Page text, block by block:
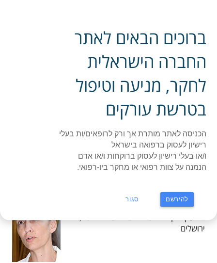
ההסתדרות הרפואית בישראל - החברה לחקר, מניעה
וטיפול בטרשת עורקים
ראשי » תעוד כנס או קורס » מניעת מוות קרדיאלי פתאומי בקרב
האוכלוסייה הכללית ובקרב חולי לב ידועים
מניעת מוות קרדיאלי פתאומי בקרב
האוכלוסייה הכללית ובקרב חולי לב
ידועים
דר' איילת שאואר,
מומחית ברפואה פנימית וקרדיולוגיה,
ירושלים
ברוכים הבאים לאתר
החברה הישראלית
לחקר, מניעה וטיפול
בטרשת עורקים
הכניסה לאתר מותרת אך ורק לרופאים/ות בעלי
רישיון לעסוק ברפואה בישראל
ו/או בעלי רישיון לעסוק ברוקחות ו/או אדם
הנמנה על צוות רפואי או מחקר ביו-רפואי.
להירשם סגור